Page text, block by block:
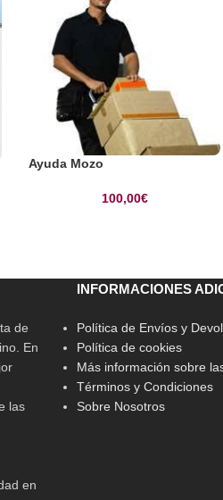
Ayuda Mozo
100,00€
de
En
las
en
INFORMACIONES
Política de Envíos y
Política de cookies
Más información sobre
Términos y Condiciones
Sobre Nosotros